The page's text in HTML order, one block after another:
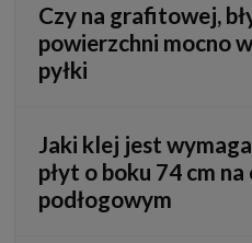
sprzymierzeniec małych
lamp, powiększony format
trójwymiarowej głębi. Aby
Czy na grafitowej,
powierzchni mocno
pyłki
kolekcja Granum bazuje na
Zatopione w grafitowej
działają jak doskonały
Jaki klej jest
płyt o boku 74 cm
podłogowym